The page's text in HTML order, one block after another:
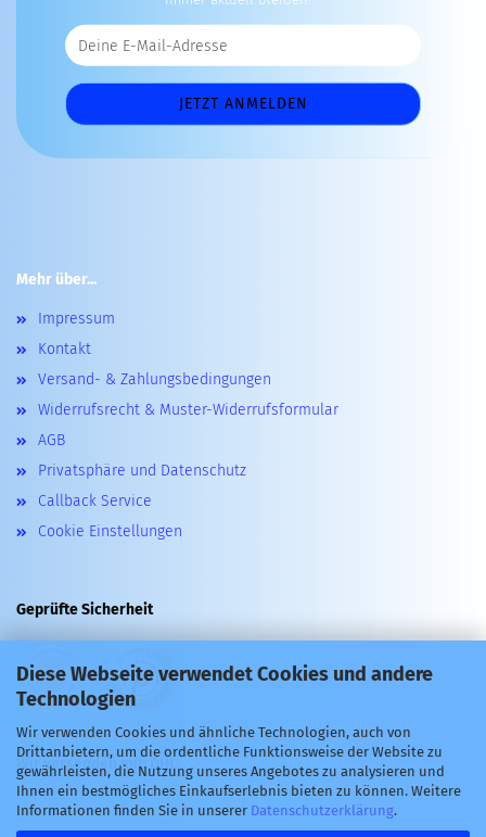
Diese Webseite verwendet Cookies und andere
Technologien
Wir verwenden Cookies und ähnliche Technologien, auch von
Drittanbietern, um die ordentliche Funktionsweise der Website zu
gewährleisten, die Nutzung unseres Angebotes zu analysieren und
Ihnen ein bestmögliches Einkaufserlebnis bieten zu können. Weitere
Informationen finden Sie in unserer Datenschutzerklärung.
Mehr über...
Impressum
Kontakt
Versand- & Zahlungsbedingungen
Widerrufsrecht & Muster-Widerrufsformular
AGB
Privatsphäre und Datenschutz
Callback Service
Cookie Einstellungen
Geprüfte Sicherheit
Wir versenden mit: DHL